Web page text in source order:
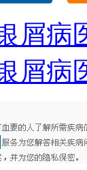
屑病
屑病